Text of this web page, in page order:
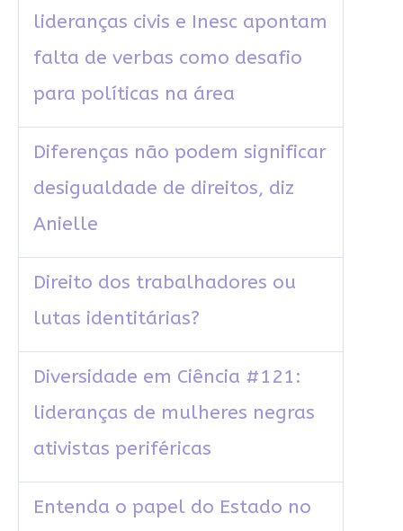
lideranças civis e Inesc apontam
falta de verbas como desafio
para políticas na área
Diferenças não podem significar
desigualdade de direitos, diz
Anielle
Direito dos trabalhadores ou
lutas identitárias?
Diversidade em Ciência #121:
lideranças de mulheres negras
ativistas periféricas
Entenda o papel do Estado no